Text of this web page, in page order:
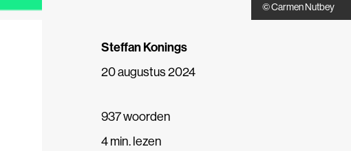
© Carmen Nutbey
Steffan Konings
20 augustus 2024
937 woorden
4 min. lezen